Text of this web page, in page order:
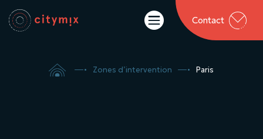
 Contact
 5 Zones d’intervention 5 Paris